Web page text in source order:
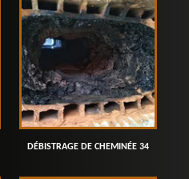
DÉBISTRAGE DE CHEMINÉE 34